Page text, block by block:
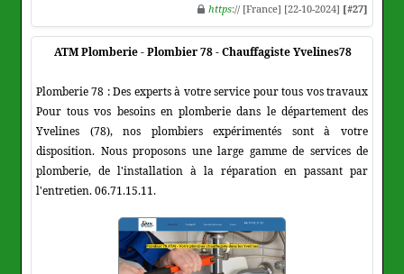
https:// [France] [22-10-2024] [#27]
ATM Plomberie - Plombier 78 - Chauffagiste Yvelines78
Plomberie 78 : Des experts à votre service pour tous vos travaux
Pour tous vos besoins en plomberie dans le département des
Yvelines (78), nos plombiers expérimentés sont à votre
disposition. Nous proposons une large gamme de services de
plomberie, de l'installation à la réparation en passant par
l'entretien. 06.71.15.11.